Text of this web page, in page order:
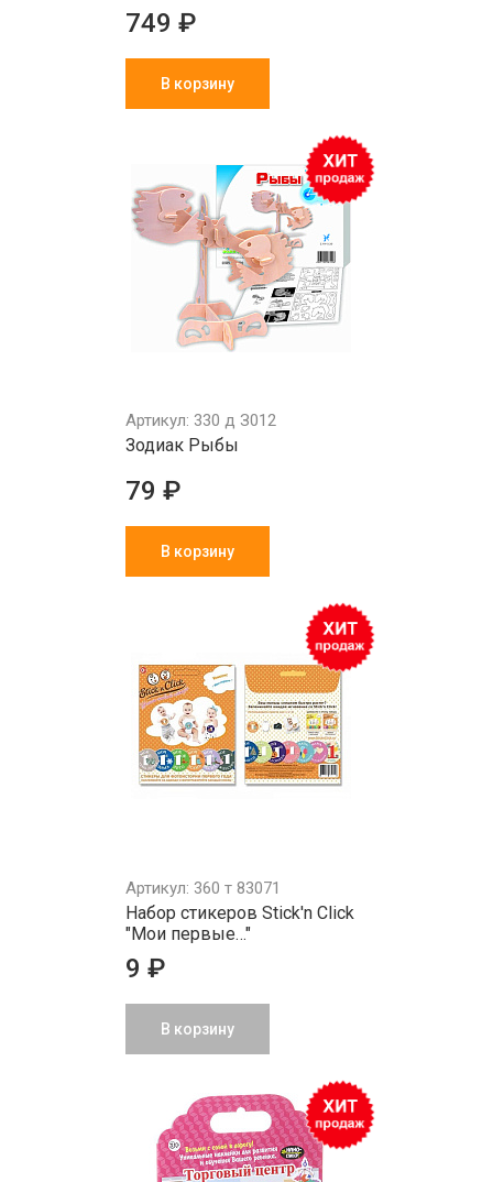
749 ₽
В корзину
Артикул: 330 д З012
Зодиак Рыбы
79 ₽
В корзину
Артикул: 360 т 83071
Набор стикеров Stick'n Click
"Мои первые…"
9 ₽
В корзину